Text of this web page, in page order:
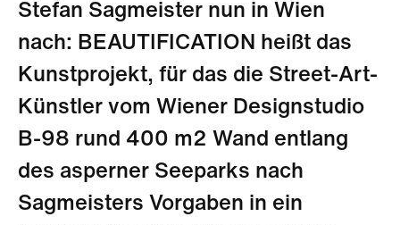
Stefan Sagmeister nun in Wien
nach: BEAUTIFICATION heißt das
Kunstprojekt, für das die Street-Art-
Künstler vom Wiener Designstudio
B-98 rund 400 m2 Wand entlang
des asperner Seeparks nach
Sagmeisters Vorgaben in ein